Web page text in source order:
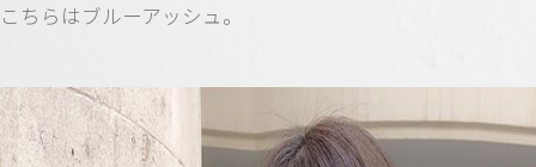
こちらはブルーアッシュ。